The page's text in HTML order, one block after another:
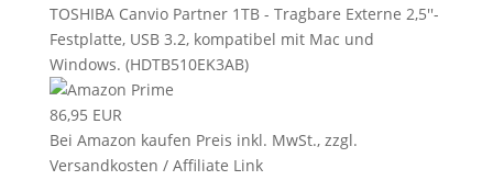
TOSHIBA Canvio Partner 1TB - Tragbare Externe 2,5''-
Festplatte, USB 3.2, kompatibel mit Mac und
Windows. (HDTB510EK3AB)
86,95 EUR
Bei Amazon kaufen Preis inkl. MwSt., zzgl.
Versandkosten / Affiliate Link